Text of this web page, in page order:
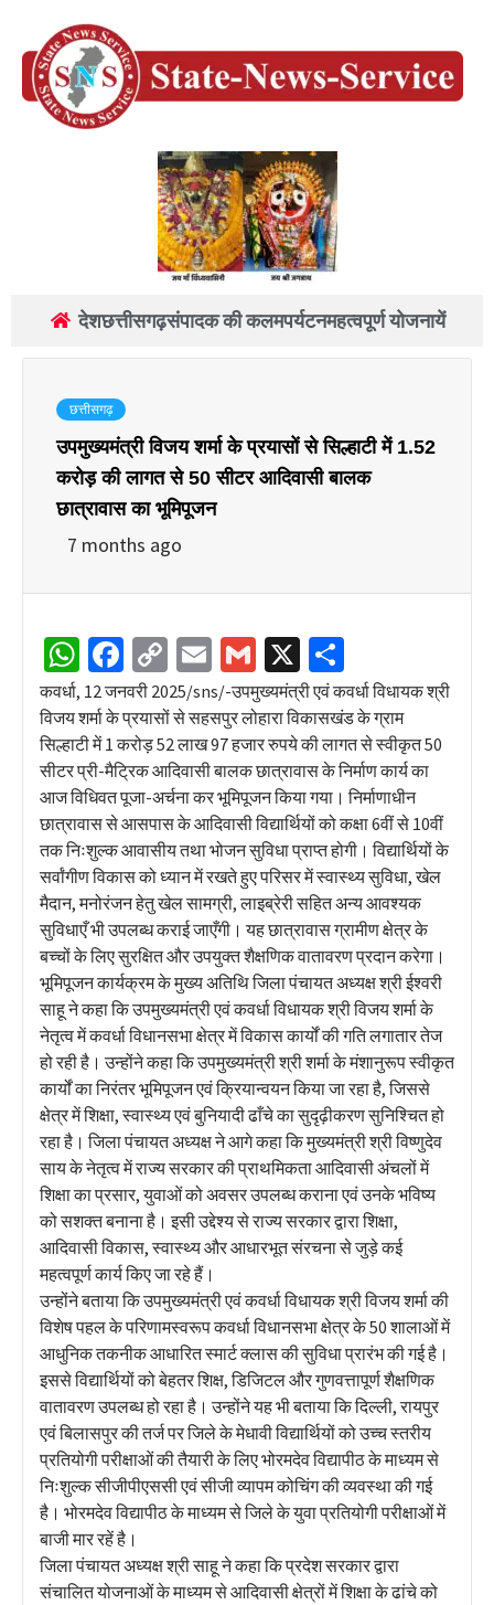
देशछत्तीसगढ़संपादक की कलमपर्यटनमहत्वपूर्ण योजनायें
छत्तीसगढ़
उपमुख्यमंत्री विजय शर्मा के प्रयासों से सिल्हाटी में 1.52
करोड़ की लागत से 50 सीटर आदिवासी बालक
छात्रावास का भूमिपूजन
7 months ago
WhatsApp
Facebook
Copy
Link
EmailGmail
X
कवर्धा, 12 जनवरी 2025/sns/-उपमुख्यमंत्री एवं कवर्धा विधायक श्री
विजय शर्मा के प्रयासों से सहसपुर लोहारा विकासखंड के ग्राम
सिल्हाटी में 1 करोड़ 52 लाख 97 हजार रुपये की लागत से स्वीकृत 50
सीटर प्री-मैट्रिक आदिवासी बालक छात्रावास के निर्माण कार्य का
आज विधिवत पूजा-अर्चना कर भूमिपूजन किया गया। निर्माणाधीन
छात्रावास से आसपास के आदिवासी विद्यार्थियों को कक्षा 6वीं से 10वीं
तक निःशुल्क आवासीय तथा भोजन सुविधा प्राप्त होगी। विद्यार्थियों के
सर्वांगीण विकास को ध्यान में रखते हुए परिसर में स्वास्थ्य सुविधा, खेल
मैदान, मनोरंजन हेतु खेल सामग्री, लाइब्रेरी सहित अन्य आवश्यक
सुविधाएँ भी उपलब्ध कराई जाएँगी। यह छात्रावास ग्रामीण क्षेत्र के
बच्चों के लिए सुरक्षित और उपयुक्त शैक्षणिक वातावरण प्रदान करेगा।
भूमिपूजन कार्यक्रम के मुख्य अतिथि जिला पंचायत अध्यक्ष श्री ईश्वरी
साहू ने कहा कि उपमुख्यमंत्री एवं कवर्धा विधायक श्री विजय शर्मा के
नेतृत्व में कवर्धा विधानसभा क्षेत्र में विकास कार्यों की गति लगातार तेज
हो रही है। उन्होंने कहा कि उपमुख्यमंत्री श्री शर्मा के मंशानुरूप स्वीकृत
कार्यों का निरंतर भूमिपूजन एवं क्रियान्वयन किया जा रहा है, जिससे
क्षेत्र में शिक्षा, स्वास्थ्य एवं बुनियादी ढाँचे का सुदृढ़ीकरण सुनिश्चित हो
रहा है। जिला पंचायत अध्यक्ष ने आगे कहा कि मुख्यमंत्री श्री विष्णुदेव
साय के नेतृत्व में राज्य सरकार की प्राथमिकता आदिवासी अंचलों में
शिक्षा का प्रसार, युवाओं को अवसर उपलब्ध कराना एवं उनके भविष्य
को सशक्त बनाना है। इसी उद्देश्य से राज्य सरकार द्वारा शिक्षा,
आदिवासी विकास, स्वास्थ्य और आधारभूत संरचना से जुड़े कई
महत्वपूर्ण कार्य किए जा रहे हैं।
उन्होंने बताया कि उपमुख्यमंत्री एवं कवर्धा विधायक श्री विजय शर्मा की
विशेष पहल के परिणामस्वरूप कवर्धा विधानसभा क्षेत्र के 50 शालाओं में
आधुनिक तकनीक आधारित स्मार्ट क्लास की सुविधा प्रारंभ की गई है।
इससे विद्यार्थियों को बेहतर शिक्ष, डिजिटल और गुणवत्तापूर्ण शैक्षणिक
वातावरण उपलब्ध हो रहा है। उन्होंने यह भी बताया कि दिल्ली, रायपुर
एवं बिलासपुर की तर्ज पर जिले के मेधावी विद्यार्थियों को उच्च स्तरीय
प्रतियोगी परीक्षाओं की तैयारी के लिए भोरमदेव विद्यापीठ के माध्यम से
निःशुल्क सीजीपीएससी एवं सीजी व्यापम कोचिंग की व्यवस्था की गई
है। भोरमदेव विद्यापीठ के माध्यम से जिले के युवा प्रतियोगी परीक्षाओं में
बाजी मार रहें है।
जिला पंचायत अध्यक्ष श्री साहू ने कहा कि प्रदेश सरकार द्वारा
संचालित योजनाओं के माध्यम से आदिवासी क्षेत्रों में शिक्षा के ढांचे को